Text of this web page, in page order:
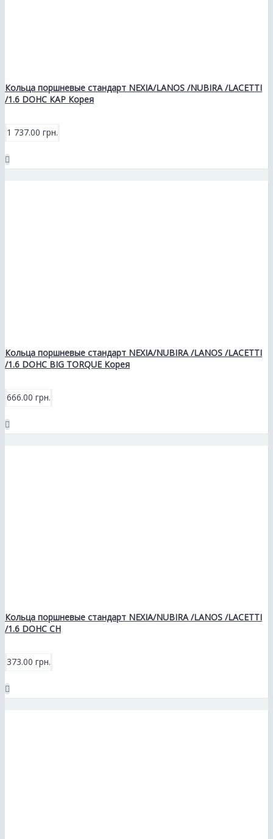
Кольца поршневые стандарт NEXIA/LANOS /NUBIRA /LACETTI
/1.6 DOHC КАР Корея
1 737.00 грн.
Кольца поршневые стандарт NEXIA/NUBIRA /LANOS /LACETTI
/1.6 DOHC BIG TORQUE Корея
666.00 грн.
Кольца поршневые стандарт NEXIA/NUBIRA /LANOS /LACETTI
/1.6 DOHC СН
373.00 грн.